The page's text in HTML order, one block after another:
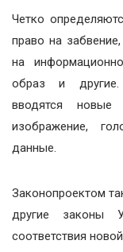
Четко
право на
на
образ и другие.
вводятся
изображение,
данные.
Законопроектом
другие законы
соответствия